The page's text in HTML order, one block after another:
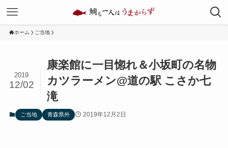
ホーム ご当地
康楽館に一目惚れ＆小坂町の名物
カツラーメン@道の駅 こさか七
滝
2019
12/02
ご当地 青森県外 2019年12月2日